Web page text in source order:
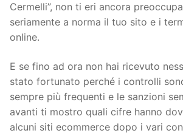
Cermelli”, non ti eri ancora
seriamente a norma il tuo sito e i
online.
E se fino ad ora non hai ricevuto
stato fortunato perché i controlli
sempre più frequenti e le sanzioni
avanti ti mostro quali cifre hanno
alcuni siti ecommerce dopo i vari